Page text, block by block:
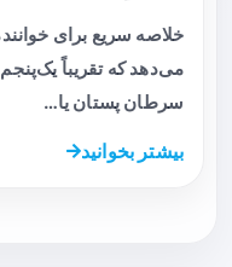
خلاصه سریع برای
می‌دهد که تقریباً یک‌پنجم
سرطان پستان یا…
بیشتر بخوانید